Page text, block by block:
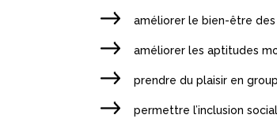
améliorer le bien-être des
améliorer les aptitudes
prendre du plaisir en
permettre l’inclusion